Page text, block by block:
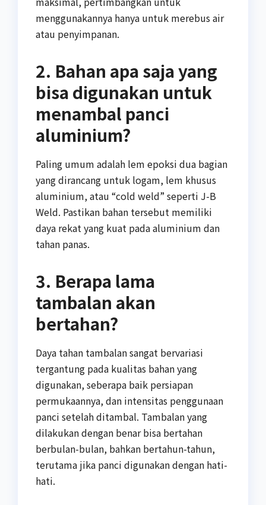
menggunakannya hanya untuk merebus air
atau penyimpanan.
2. Bahan apa saja yang
bisa digunakan untuk
menambal panci
aluminium?
Paling umum adalah lem epoksi dua bagian
yang dirancang untuk logam, lem khusus
aluminium, atau “cold weld” seperti J-B
Weld. Pastikan bahan tersebut memiliki
daya rekat yang kuat pada aluminium dan
tahan panas.
3. Berapa lama
tambalan akan
bertahan?
Daya tahan tambalan sangat bervariasi
tergantung pada kualitas bahan yang
digunakan, seberapa baik persiapan
permukaannya, dan intensitas penggunaan
panci setelah ditambal. Tambalan yang
dilakukan dengan benar bisa bertahan
berbulan-bulan, bahkan bertahun-tahun,
terutama jika panci digunakan dengan hati-
hati.